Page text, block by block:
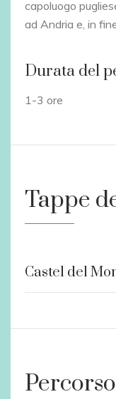
capoluogo
ad Andria e, in
Durata del
1-3 ore
Tappe
Castel del
Percorso